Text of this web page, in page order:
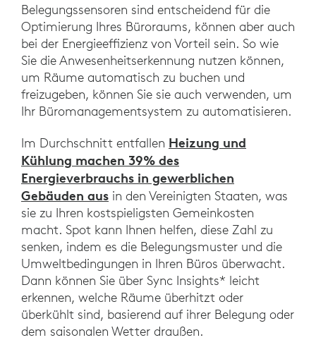
Belegungssensoren sind entscheidend für die
Optimierung Ihres Büroraums, können aber auch
bei der Energieeffizienz von Vorteil sein. So wie
Sie die Anwesenheitserkennung nutzen können,
um Räume automatisch zu buchen und
freizugeben, können Sie sie auch verwenden, um
Ihr Büromanagementsystem zu automatisieren.
Im Durchschnitt entfallen Heizung und
Kühlung machen 39% des
Energieverbrauchs in gewerblichen
Gebäuden aus in den Vereinigten Staaten, was
sie zu Ihren kostspieligsten Gemeinkosten
macht. Spot kann Ihnen helfen, diese Zahl zu
senken, indem es die Belegungsmuster und die
Umweltbedingungen in Ihren Büros überwacht.
Dann können Sie über Sync Insights* leicht
erkennen, welche Räume überhitzt oder
überkühlt sind, basierend auf ihrer Belegung oder
dem saisonalen Wetter draußen.